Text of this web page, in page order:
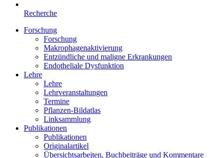
Recherche
Forschung
Forschung
Makrophagenaktivierung
Entzündliche und maligne Erkrankungen
Endotheliale Dysfunktion
Lehre
Lehre
Lehrveranstaltungen
Termine
Pflanzen-Bildatlas
Linksammlung
Publikationen
Publikationen
Originalartikel
Übersichtsarbeiten, Buchbeiträge und Kommentare